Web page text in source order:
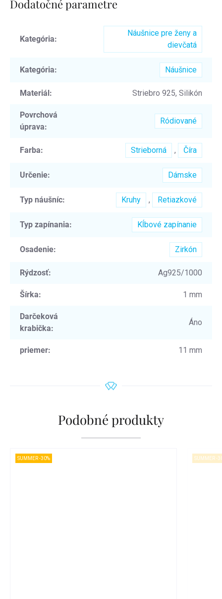
Dodatočné parametre
Kategória:
Náušnice pre ženy a
dievčatá
Kategória: Náušnice
Materiál: Striebro 925, Silikón
Povrchová
úprava:
Ródiované
Farba: Strieborná , Číra
Určenie: Dámske
Typ náušníc: Kruhy , Retiazkové
Typ zapínania: Kĺbové zapínanie
Osadenie: Zirkón
Rýdzosť: Ag925/1000
Šírka: 1 mm
Darčeková
krabička:
Áno
priemer: 11 mm
Podobné produkty
SUMMER -30% SUMMER -